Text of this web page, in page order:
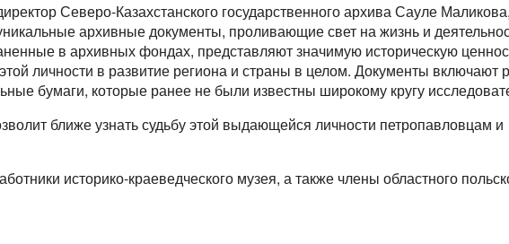
Северо-Казахстанского государственного архива Сауле Маликова,
архивные документы, проливающие свет на жизнь и
в архивных фондах, представляют значимую историческую
личности в развитие региона и страны в целом. Документы включают
бумаги, которые ранее не были известны широкому кругу
ближе узнать судьбу этой выдающейся личности петропавловцам и
историко-краеведческого музея, а также члены областного